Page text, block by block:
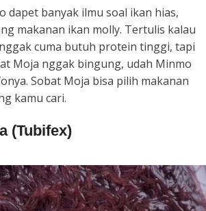
dapet banyak ilmu soal ikan hias,
makanan ikan molly. Tertulis kalau
cuma butuh protein tinggi, tapi
Moja nggak bingung, udah Minmo
Sobat Moja bisa pilih makanan
kamu cari.
(Tubifex)